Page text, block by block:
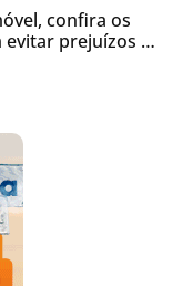
confira os
prejuízos e